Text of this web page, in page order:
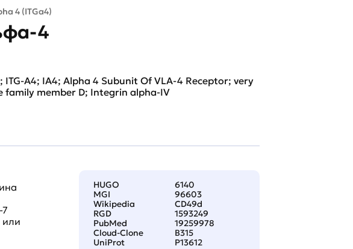
4 (ITGa4)
4
ITG-A4; IA4; Alpha 4 Subunit Of VLA-4 Receptor; very
family member D; Integrin alpha-IV
HUGO
6140
MGI
96603
Wikipedia
CD49d
RGD
1593249
PubMed
19259978
Cloud-Clone
B315
UniProt
P13612
или